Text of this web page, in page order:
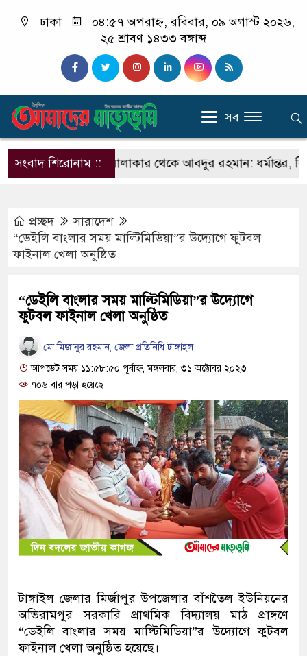
ঢাকা
০৪:৫৭ অপরাহ্ন, রবিবার, ০৯ অগাস্ট ২০২৬,
২৫ শ্রাবণ ১৪৩৩ বঙ্গাব্দ
সব
সংবাদ শিরোনাম ::
সঞ্জিত মালাকার থেকে আবদুর রহমান: ধর্মান্তর, বিয়ে,
প্রচ্ছদ
সারাদেশ
“ডেইলি বাংলার সময় মাল্টিমিডিয়া”র উদ্যোগে ফুটবল
ফাইনাল খেলা অনুষ্ঠিত
“ডেইলি বাংলার সময় মাল্টিমিডিয়া”র উদ্যোগে
ফুটবল ফাইনাল খেলা অনুষ্ঠিত
মো:মিজানুর রহমান, জেলা প্রতিনিধি টাঙ্গাইল
আপডেট সময় ১১:৫৮:৫০ পূর্বাহ্ন, মঙ্গলবার, ৩১ অক্টোবর ২০২৩
৭০৬ বার পড়া হয়েছে
টাঙ্গাইল জেলার মির্জাপুর উপজেলার বাঁশতৈল ইউনিয়নের
অভিরামপুর সরকারি প্রাথমিক বিদ্যালয় মাঠ প্রাঙ্গণে
“ডেইলি বাংলার সময় মাল্টিমিডিয়া”র উদ্যোগে ফুটবল
ফাইনাল খেলা অনুষ্ঠিত হয়েছে।